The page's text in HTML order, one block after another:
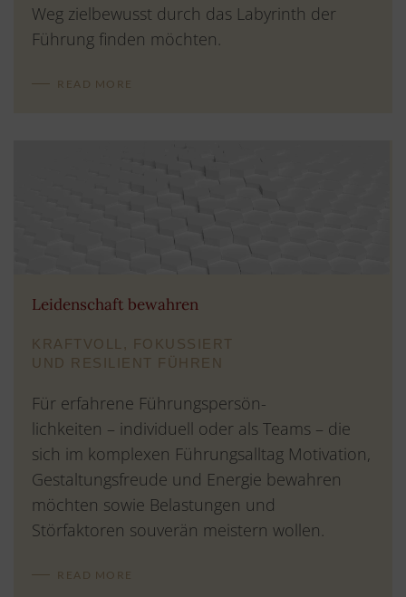
Weg zielbewusst durch das Labyrinth der
Führung finden möchten.
READ MORE
Leidenschaft bewahren
KRAFTVOLL, FOKUSSIERT
UND RESILIENT FÜHREN
Für erfahrene Führungspersön-
lichkeiten – individuell oder als Teams – die
sich im komplexen Führungsalltag Motivation,
Gestaltungsfreude und Energie bewahren
möchten sowie Belastungen und
Störfaktoren souverän meistern wollen.
READ MORE